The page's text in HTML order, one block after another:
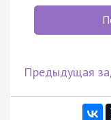
Предыдущая